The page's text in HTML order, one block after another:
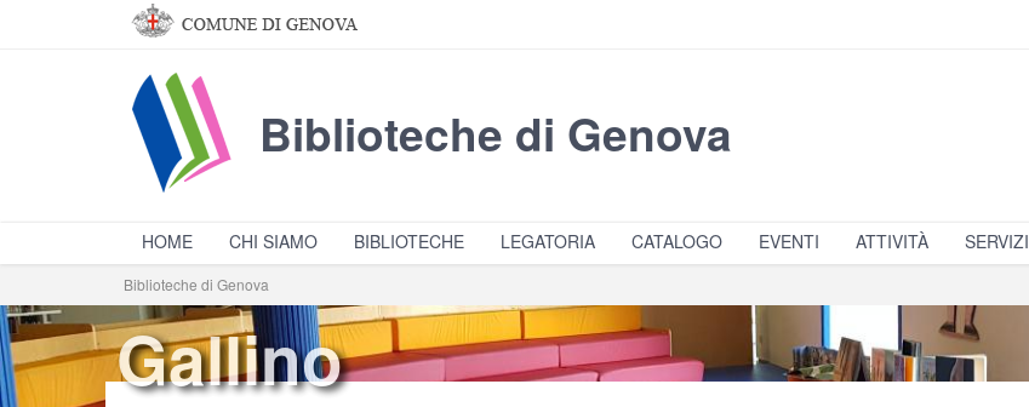
Salta al contenuto principale
Biblioteche di Genova
HOME CHI SIAMO BIBLIOTECHE LEGATORIA CATALOGO EVENTI ATTIVITÀ SERVIZI
Biblioteche di Genova
Gallino